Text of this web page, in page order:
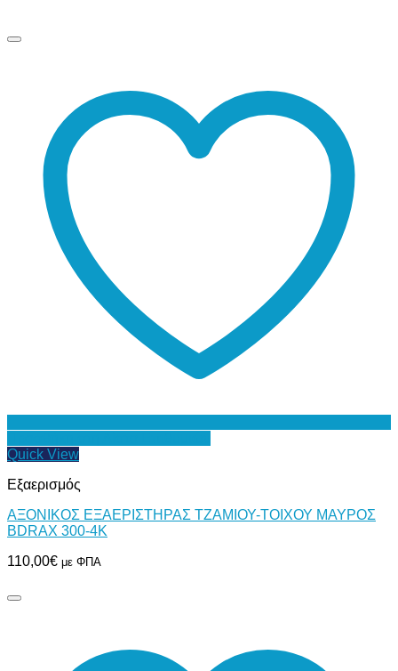
Quick View
Εξαερισμός
ΑΞΟΝΙΚΟΣ ΕΞΑΕΡΙΣΤΗΡΑΣ ΤΖΑΜΙΟΥ-ΤΟΙΧΟΥ ΜΑΥΡΟΣ
BDRAX 300-4K
110,00€ με ΦΠΑ